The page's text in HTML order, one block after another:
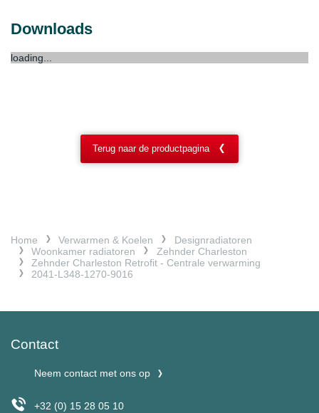
Downloads
loading...
Terug naar de productpagina
Home Verwarmen & Koelen
Designradiatoren
Woonkamer radiatoren
Zehnder Charleston
Zehnder Charleston Retrofit - Centrale verwarming
2041-L348-1270-9016
Contact
Neem contact met ons op
+32 (0) 15 28 05 10